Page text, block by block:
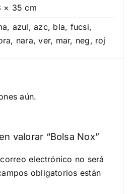
× 35 cm
azul, azc, bla, fucsi,
nara, ver, mar, neg, roj
aún.
valorar “Bolsa Nox”
electrónico no será
obligatorios están